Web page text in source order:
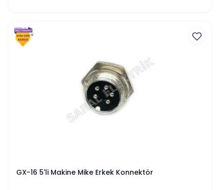
GX-16 5'li Makine Mike Erkek Konnektör